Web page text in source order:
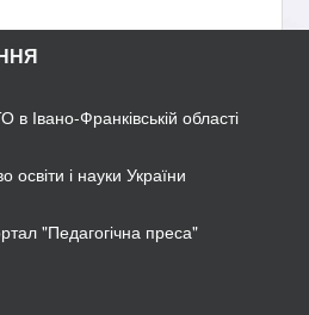
Івано-Франківській області
освіти і науки України
"Педагогічна преса"